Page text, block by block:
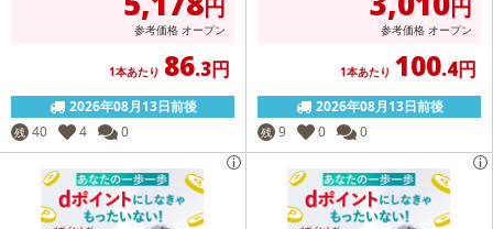
円
参考価格 オープン
1本あたり 86.3円
2026年08月13日前後
残 40 4 0
円
参考価格 オープン
1本あたり 100.4円
2026年08月13日前後
残 9 0 0